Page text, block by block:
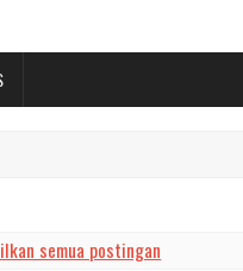
semua postingan